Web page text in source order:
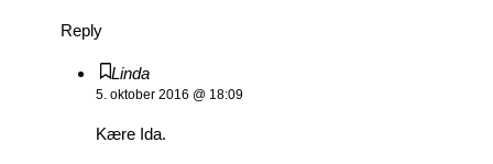
Reply
Linda
5. oktober 2016 @ 18:09
Kære Ida.